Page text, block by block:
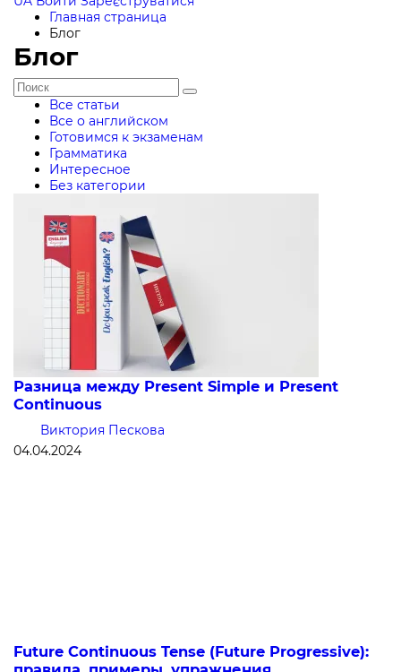
Главная страница
Блог
Блог
Все статьи
Все о английском
Готовимся к экзаменам
Грамматика
Интересное
Без категории
Разница между Present Simple и Present
Continuous
Виктория Пескова
04.04.2024
Future Continuous Tense (Future Progressive):